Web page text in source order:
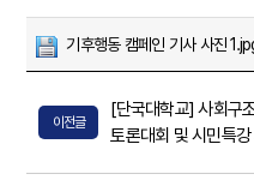
기후행동 캠페인 기사 사진
이전글
[단국대학교] 사회구
토론대회 및 시민특